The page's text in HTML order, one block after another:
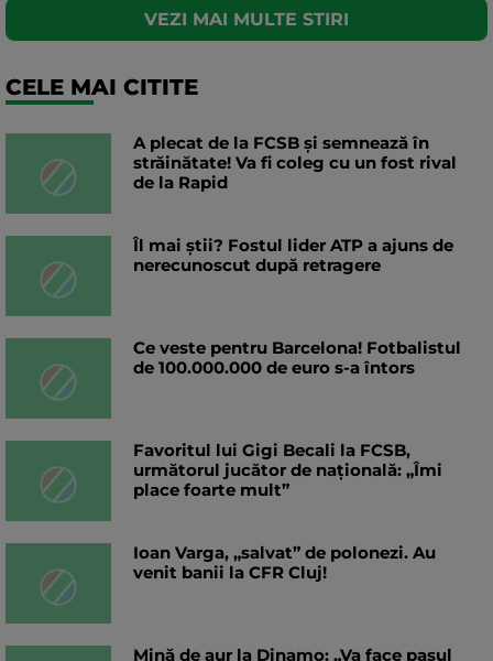
VEZI MAI MULTE STIRI
CELE MAI CITITE
A plecat de la FCSB și semnează în
străinătate! Va fi coleg cu un fost rival
de la Rapid
Îl mai știi? Fostul lider ATP a ajuns de
nerecunoscut după retragere
Ce veste pentru Barcelona! Fotbalistul
de 100.000.000 de euro s-a întors
Favoritul lui Gigi Becali la FCSB,
următorul jucător de națională: „Îmi
place foarte mult”
Ioan Varga, „salvat” de polonezi. Au
venit banii la CFR Cluj!
Mină de aur la Dinamo: „Va face pasul